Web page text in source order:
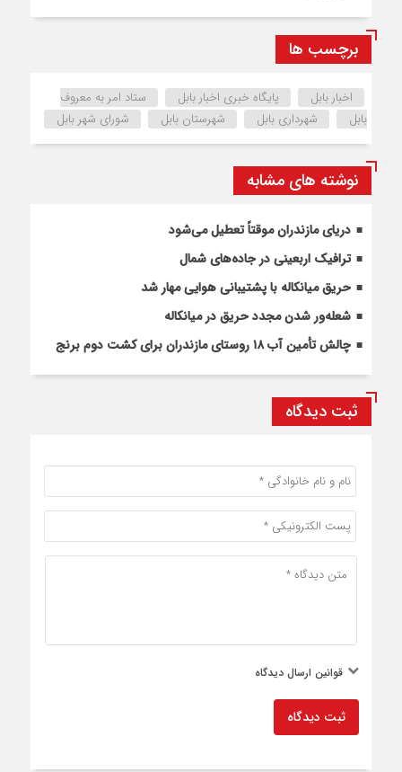
برچسب ها
اخبار بابل پایگاه خبری اخبار بابل
ستاد امر به معروف
بابل
شهرداری بابل شهرستان بابل شورای شهر بابل
نوشته های مشابه
دریای مازندران موقتاً تعطیل می‌شود
ترافیک اربعینی در جاده‌های شمال
حریق میانکاله با پشتیبانی هوایی مهار شد
شعله‌ور شدن مجدد حریق در میانکاله
چالش تأمین آب ۱۸ روستای مازندران برای کشت دوم برنج
ثبت دیدگاه
قوانین ارسال دیدگاه
ثبت دیدگاه